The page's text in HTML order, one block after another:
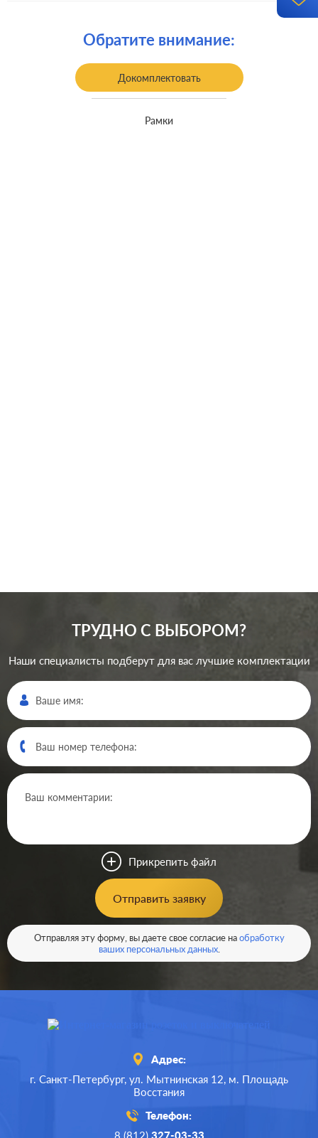
безвинтовые клеммы
встроенный монтаж
Класс защиты:
Обратите внимание:
Докомплектовать
Рамки
Производ.:
нержавеющая сталь
радио (R), спутниковая
(SAT), телевизионная (TV)
Р
В корзину
ТРУДНО С ВЫБОРОМ?
Наши специалисты подберут для вас лучшие комплектации
Отправить заявку
Прикрепить файл
Отправляя эту форму, вы даете свое согласие наобработку
ваших персональных данных.
Адрес:
г. Санкт-Петербург, ул. Мытнинская 12, м. Площадь
Восстания
Телефон:
8 (812) 327-03-33